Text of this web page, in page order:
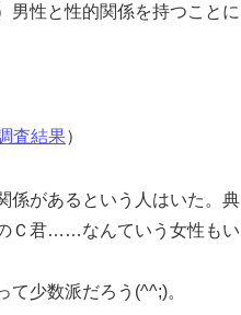
男性と性的関係を持つことに
査結果）
係があるという人はいた。典
Ｃ君……なんていう女性もい
少数派だろう(^^;)。